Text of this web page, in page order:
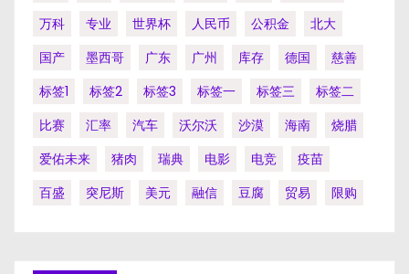
万科
专业 世界杯 人民币 公积金
北大
国产
墨西哥 广东 广州 库存 德国
慈善
标签1
标签2 标签3 标签一 标签三
标签二
比赛
汇率 汽车 沃尔沃 沙漠 海南
烧腊
爱佑未来
猪肉 瑞典 电影 电竞
疫苗
百盛
突尼斯 美元 融信 豆腐 贸易 限购